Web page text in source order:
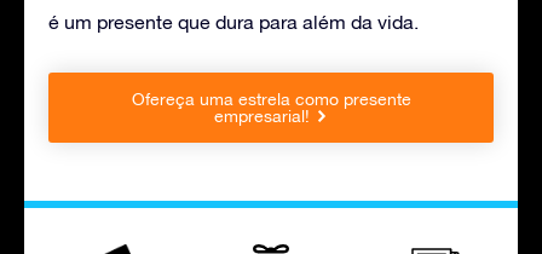
é um presente que dura para além da vida.
Ofereça uma estrela como presente
empresarial!